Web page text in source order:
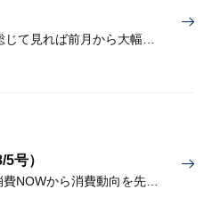
半耐久財とサービスが弱く、総じて見れば前月から大幅に減少
号）